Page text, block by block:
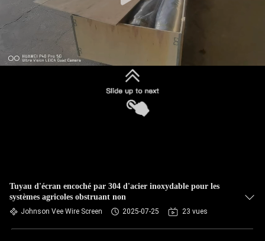
Tuyau d'écran encoché par 304 d'acier inoxydable pour les
systèmes agricoles obstruant non
Johnson Vee Wire Screen 2025-07-25 23 vues